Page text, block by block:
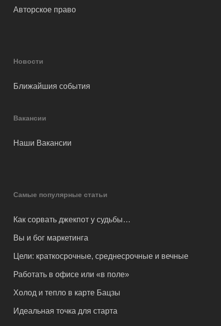
Авторское право
Новости
Ближайшия события
Вакансии
Наши Вакансии
Самые популярные статьи
Как сорвать джекпот у судьбы…
Вы и бог маркетинга
Цели: краткосрочные, среднесрочные и вечные
Работать в офисе или «в поле»
Холод и тепло в карте Бацзы
Идеальная точка для старта